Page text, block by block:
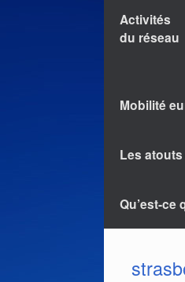
Activités
du réseau
Mobilité
Les
Qu’est-ce